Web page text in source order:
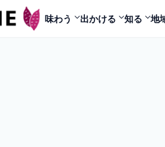
味わう 出かける 知る 地